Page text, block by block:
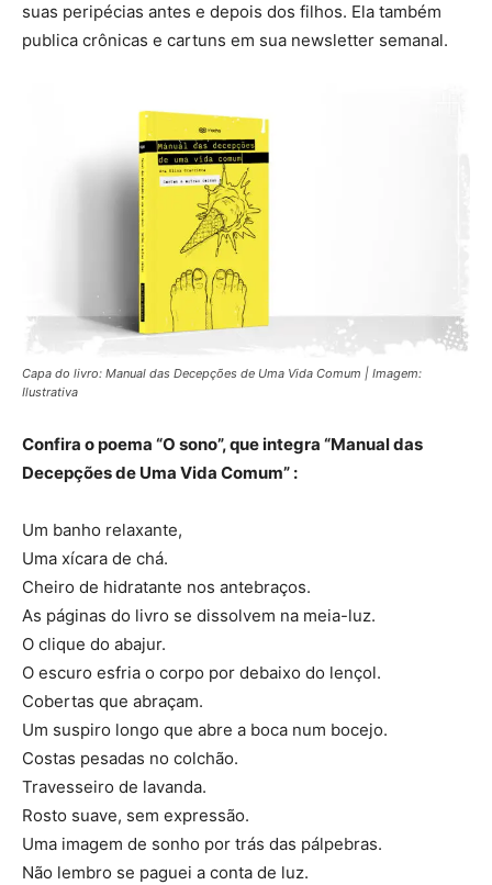
suas peripécias antes e depois dos filhos. Ela também
publica crônicas e cartuns em sua newsletter semanal.
Capa do livro: Manual das Decepções de Uma Vida Comum | Imagem:
Ilustrativa
Confira o poema “O sono”, que integra “Manual das
Decepções de Uma Vida Comum” :
Um banho relaxante,
Uma xícara de chá.
Cheiro de hidratante nos antebraços.
As páginas do livro se dissolvem na meia-luz.
O clique do abajur.
O escuro esfria o corpo por debaixo do lençol.
Cobertas que abraçam.
Um suspiro longo que abre a boca num bocejo.
Costas pesadas no colchão.
Travesseiro de lavanda.
Rosto suave, sem expressão.
Uma imagem de sonho por trás das pálpebras.
Não lembro se paguei a conta de luz.